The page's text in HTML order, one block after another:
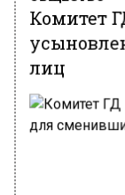
Комитет
лиц